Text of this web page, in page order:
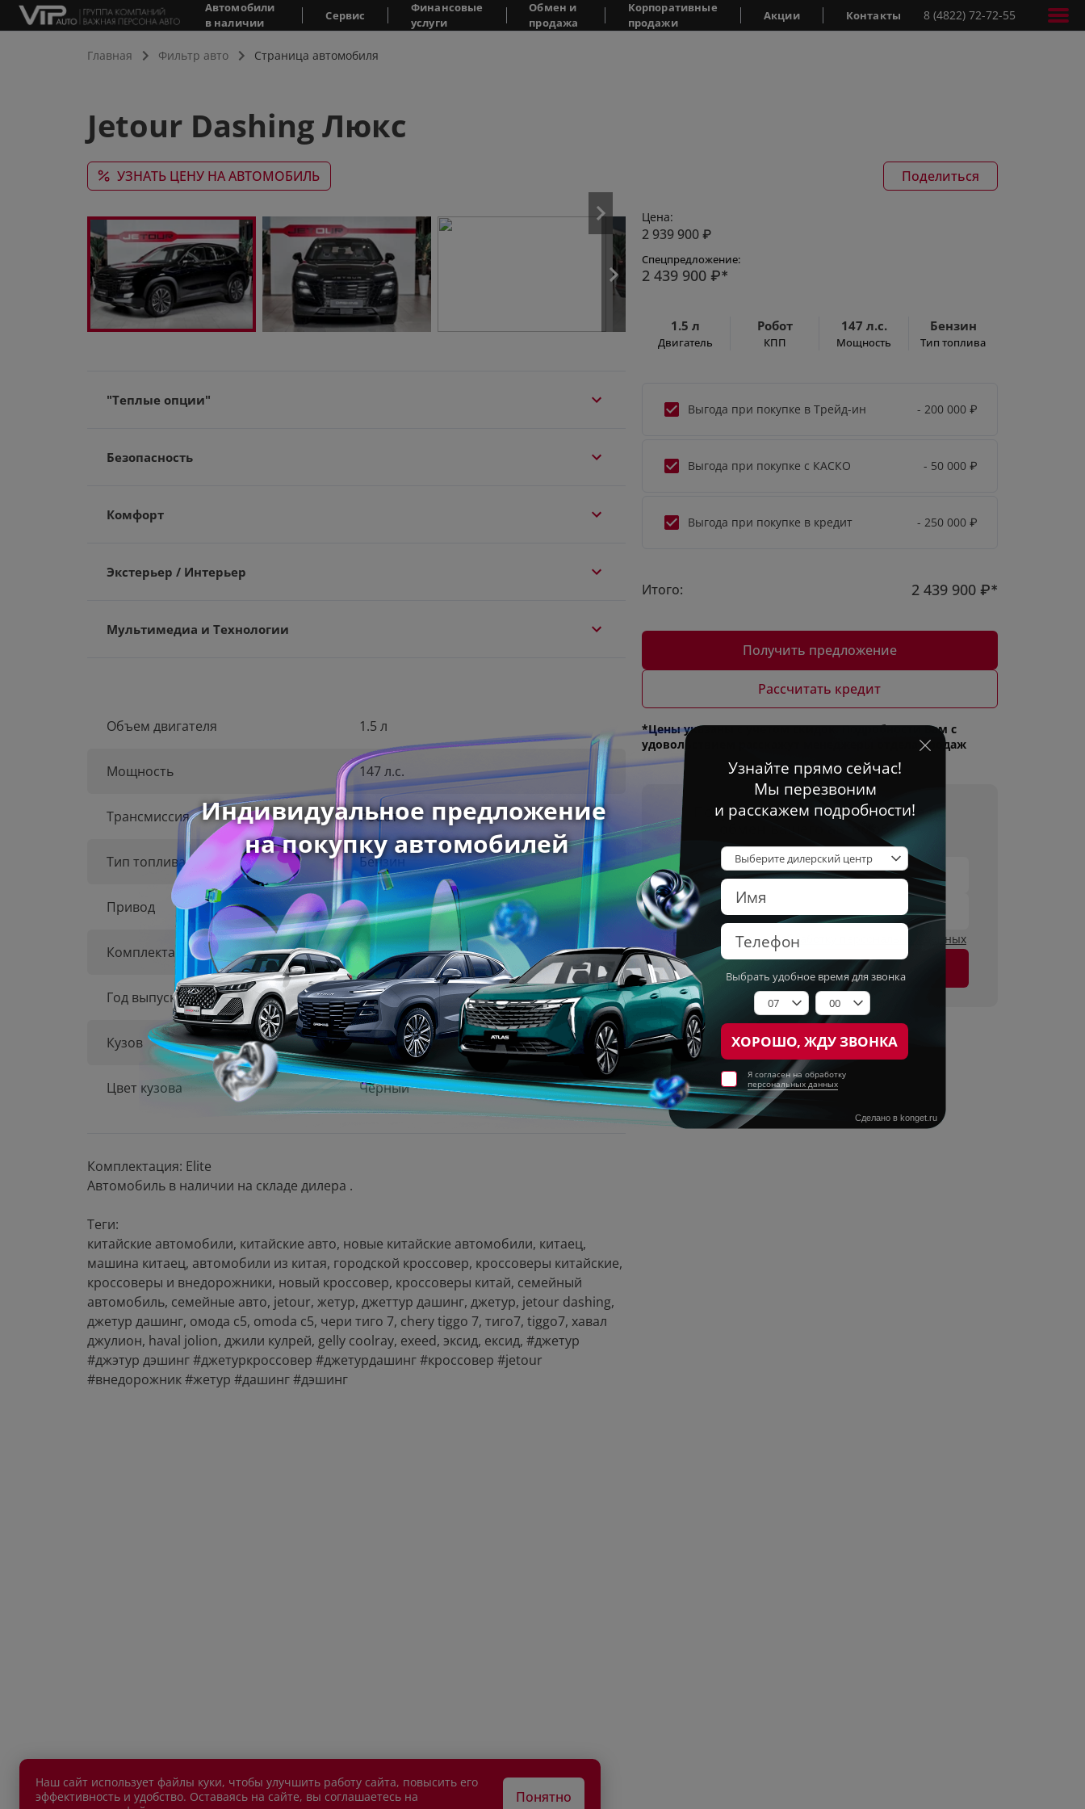
Автомобили
в наличии
Сервис
Финансовые
услуги
Обмен и
продажа
Корпоративные
продажи
Акции Контакты 8 (4822) 72-72-55
Главная Фильтр авто Страница автомобиля
Jetour Dashing Люкс
УЗНАТЬ ЦЕНУ НА АВТОМОБИЛЬ Поделиться
"Теплые опции"
Безопасность
Комфорт
Экстерьер / Интерьер
Мультимедиа и Технологии
Объем двигателя 1.5 л
Мощность 147 л.с.
Трансмиссия Робот
Тип топлива Бензин
Привод Передний
Комплектация Люкс
Год выпуска 2026 г
Кузов Внедорожник 5 дв.
Цвет кузова Черный
Комплектация: Elite
Автомобиль в наличии на складе дилера .
Теги:
китайские автомобили, китайские авто, новые китайские автомобили, китаец,
машина китаец, автомобили из китая, городской кроссовер, кроссоверы китайские,
кроссоверы и внедорожники, новый кроссовер, кроссоверы китай, семейный
автомобиль, семейные авто, jеtоur, жетур, джеттур дашинг, джетур, jеtоur dаshing,
джетур дашинг, омода с5, оmоdа с5, чери тиго 7, сhеry tiggо 7, тиго7, tiggо7, хавал
джулион, hаvаl jоliоn, джили кулрей, gеlly сооlrаy, ехееd, эксид, ексид, #джетур
#джэтур дэшинг #джетуркроссовер #джетурдашинг #кроссовер #jеtоur
#внедорожник #жетур #дашинг #дэшинг
Цена:
2 939 900 ₽
Спецпредложение:
2 439 900 ₽*
1.5 л
Двигатель
Робот
КПП
147 л.с.
Мощность
Бензин
Тип топлива
Выгода при покупке в Трейд-ин - 200 000 ₽
Выгода при покупке с КАСКО - 50 000 ₽
Выгода при покупке в кредит - 250 000 ₽
Итого: 2 439 900 ₽*
Получить предложение
Рассчитать кредит
*Цены указаны с учетом скидок. Подробности Вам с
удовольствием расскажут менеджеры отдела продаж
Получите лучшее предложение на
обмен вашего автомобиля!
Ваше имя
Телефон
Я согласен наобработку персональных данных
Оставить заявку
Наш сайт использует файлы куки, чтобы улучшить работу сайта, повысить его
эффективность и удобство. Оставаясь на сайте, вы соглашаетесь на
Понятно